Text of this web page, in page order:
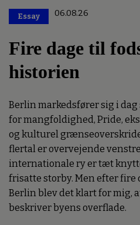
Essay 06.08.26
Fire dage til
historien
Berlin markedsfører sig i dag
for mangfoldighed, Pride,
og kulturel
flertal er overvejende
internationale ry er tæt
frisatte storby. Men efter fire
Berlin blev det klart for mig,
beskriver byens overflade.